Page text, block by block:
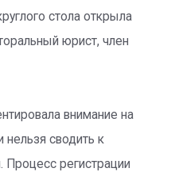
стола открыла
юрист, член
внимание на
нельзя сводить к
Процесс регистрации